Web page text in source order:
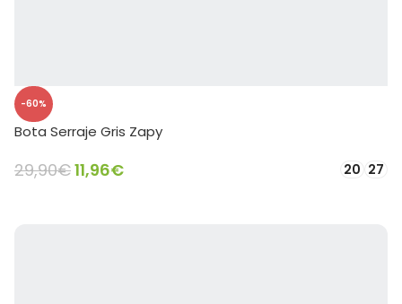
-60%
Bota Serraje Gris Zapy
29,90€11,96€ 20 27